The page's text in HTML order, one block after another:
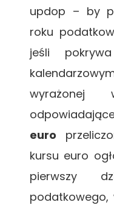
updop – by
roku
jeśli
euro
kursu euro
pierwszy
podatkowego,